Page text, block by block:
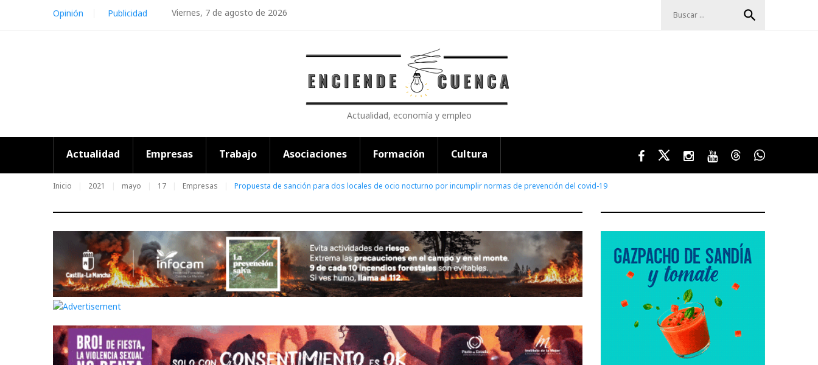
content
Viernes, 7 de agosto de 2026
Opinión Publicidad search
Actualidad, economía y empleo
Actualidad Empresas Trabajo Asociaciones Formación Cultura
FacebookTwitterInstagramYoutubeThreadsWhatsApp
Inicio 2021 mayo 17 Empresas Propuesta de sanción para dos locales de ocio nocturno por incumplir normas de prevención del covid-19